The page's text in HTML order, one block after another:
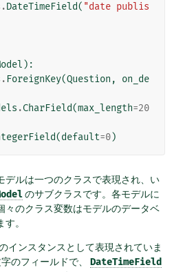
.DateTimeField( "date publis
):
. ForeignKey(Question ,
on_de
.CharField(max_length=20
(default=0)
デルは一つのクラスで表現され、い
のサブクラスです。各モデルに
々のクラス変数はモデルのデータベ
。
インスタンスとして表現されていま
のフィールドで、 DateTimeField